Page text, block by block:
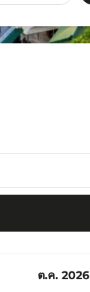
ต.ค. 2026